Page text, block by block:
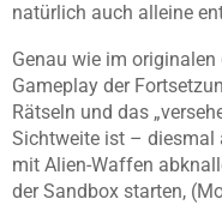
natürlich auch alleine
Genau wie im originalen
Gameplay der
Rätseln und das
Sichtweite ist – diesmal
mit Alien-Waffen
der Sandbox starten,